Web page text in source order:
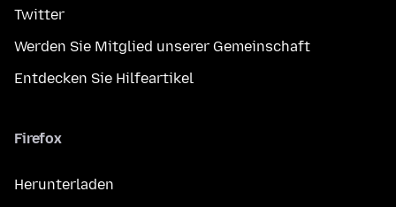
Twitter
Werden Sie Mitglied unserer Gemeinschaft
Entdecken Sie Hilfeartikel
Firefox
Herunterladen